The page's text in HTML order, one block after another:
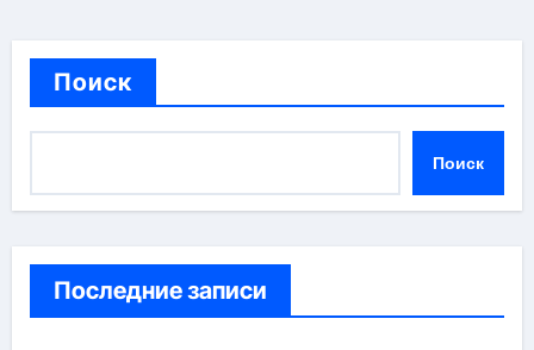
Поиск
Поиск
Последние записи